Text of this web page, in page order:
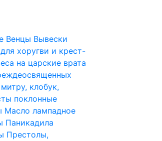
Венцы Вывески
хоругви и крест-
на царские врата
клобук,
поклонные
Масло лампадное
Паникадила
Престолы,